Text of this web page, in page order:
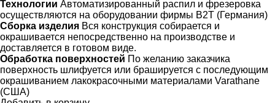
Технологии Автоматизированный распил и фрезеровка
осуществляются на оборудовании фирмы B2T (Германия)
Сборка изделия Вся конструкция собирается и
окрашивается непосредственно на производстве и
доставляется в готовом виде.
Обработка поверхностей По желанию заказчика
поверхность шлифуется или брашируется с последующим
окрашиванием лакокрасочными материалами Varathane
(США)